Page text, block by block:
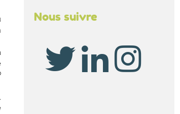
Nous suivre